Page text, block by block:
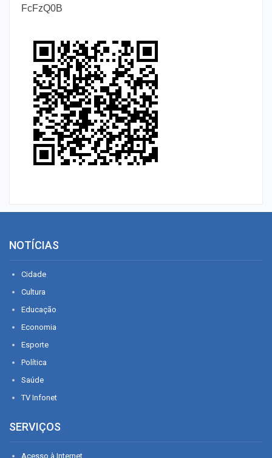
FcFzQ0B
NOTÍCIAS
Cidade
Cultura
Educação
Economia
Esporte
Política
Saúde
TV Infonet
SERVIÇOS
Acesso à Internet